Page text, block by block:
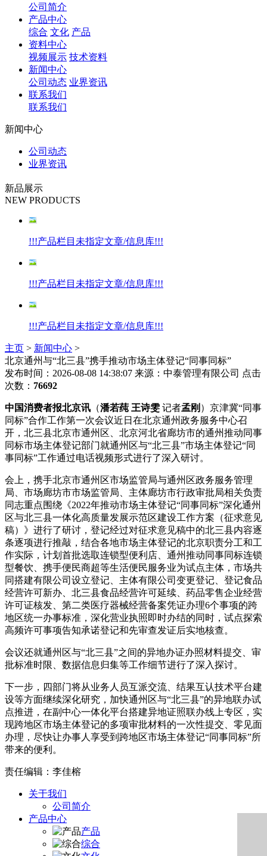
公司简介
产品中心
综合 文化 产品
资料中心
视频展示 技术资料
新闻中心
公司动态 业界资讯
联系我们
联系我们
新闻中心
公司动态
业界资讯
新品展示
NEW PRODUCTS
!!!产品栏目未指定文章/信息库!!!
!!!产品栏目未指定文章/信息库!!!
!!!产品栏目未指定文章/信息库!!!
主页 > 新闻中心 >
北京通州与“北三县”携手推动市场主体登记“同事同标”
发布时间：2026-08-08 14:38:07 来源：中泰管理有限公司 点击
次数： 76692
中国消费者报北京讯 （潘若莼 王诗雯 记者孟刚 ）京津冀“同事
同标”合作工作第一次会议近日在北京通州政务服务中心召
开，北三县北京市通州区、北京河北省廊坊市的通州推动同事
同标市场主体登记部门就通州区与“北三县”市场主体登记“同
事同标”工作通过电话视频形式进行了深入研讨。
会上，携手北京市通州区市场监管局与通州区政务服务管理
局、市场廊坊市市场监管局、主体廊坊市行政审批局相关负责
同志重点围绕《2022年推动市场主体登记“同事同标”深化通州
区与北三县一体化高质量发展示范区建设工作方案（征求意见
稿）》进行了研讨，登记经过对征求意见稿中的北三县内容逐
条逐项进行推敲，结合各地市场主体登记的北京职责分工和工
作实际，计划首批选取连锁型便利店、通州推动同事同标连锁
型餐饮、携手便民商超等生活便民服务业为试点主体，市场共
同搭建有限公司设立登记、主体有限公司变更登记、登记食品
经营许可新办、北三县食品经营许可延续、药品零售企业经营
许可证核发、第二类医疗器械经营备案凭证办理6个事项的跨
地区统一办事标准，深化营业执照即时办结的同时，试点探索
高频许可事项告知承诺登记和先审查发证后实地核查。
会议还就通州区与“北三县”之间的异地办证办照材料提交、审
批标准时限、数据信息归集等工作细节进行了深入探讨。
下一步，四部门将从业务人员互派交流、结果互认技术平台建
设等方面继续深化研究，加快通州区与“北三县”的异地联办试
点推进，在副中心一体化平台搭建异地证照联办线上专区，实
现跨地区市场主体登记的多项审批材料的一次性提交、零见面
办理，尽快让办事人享受到跨地区市场主体登记“同事同标”所
带来的便利。
责任编辑：李佳榕
关于我们
公司简介
产品中心
产品
综合